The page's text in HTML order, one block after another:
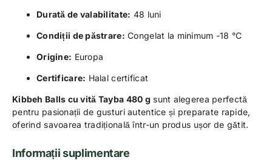
Durată de valabilitate: 48 luni
Condiții de păstrare: Congelat la minimum -18 °C
Origine: Europa
Certificare: Halal certificat
Kibbeh Balls cu vită Tayba 480 g sunt alegerea perfectă
pentru pasionații de gusturi autentice și preparate rapide,
oferind savoarea tradițională într-un produs ușor de gătit.
Informații suplimentare